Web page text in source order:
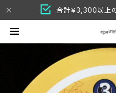
合計￥3,300以上の